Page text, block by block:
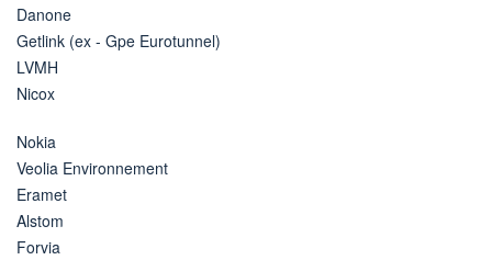
Danone
Getlink (ex - Gpe Eurotunnel)
LVMH
Nicox
Nokia
Veolia Environnement
Eramet
Alstom
Forvia